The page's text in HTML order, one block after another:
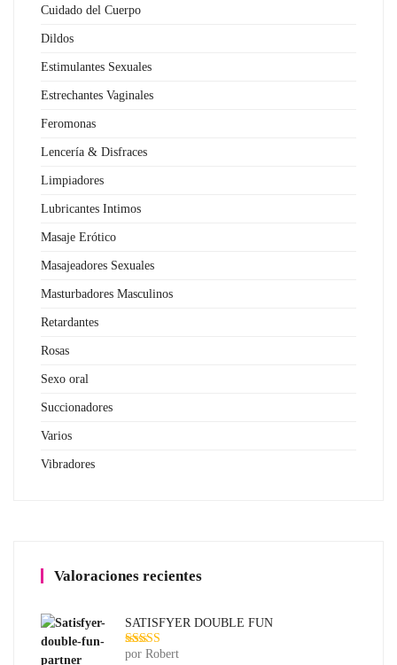
Cuidado del Cuerpo
Dildos
Estimulantes Sexuales
Estrechantes Vaginales
Feromonas
Lencería & Disfraces
Limpiadores
Lubricantes Intimos
Masaje Erótico
Masajeadores Sexuales
Masturbadores Masculinos
Retardantes
Rosas
Sexo oral
Succionadores
Varios
Vibradores
Valoraciones recientes
SATISFYER DOUBLE FUN
Valorado con
por Robert